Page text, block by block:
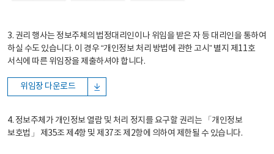
3. 권리 행사는 정보주체의 법정대리인이나 위임을 받은 자 등 대리인을 통하여
하실 수도 있습니다. 이 경우 “개인정보 처리 방법에 관한 고시” 별지 제11호
서식에 따른 위임장을 제출하셔야 합니다.
위임장 다운로드
4. 정보주체가 개인정보 열람 및 처리 정지를 요구할 권리는 「개인정보
보호법」 제35조 제4항 및 제37조 제2항에 의하여 제한될 수 있습니다.